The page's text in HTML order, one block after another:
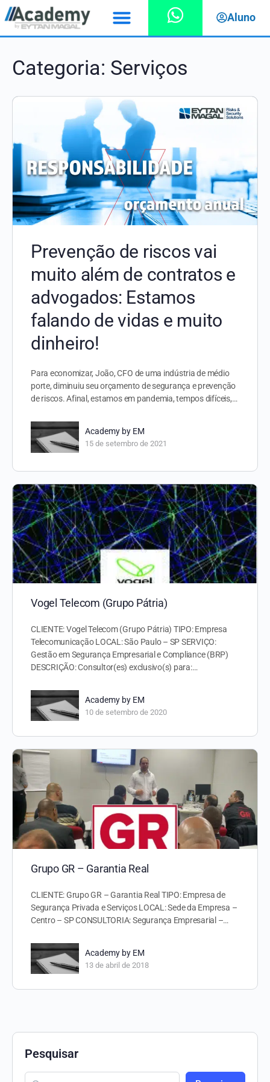
Aluno
Categoria: Serviços
Prevenção de riscos vai
muito além de contratos e
advogados: Estamos
falando de vidas e muito
dinheiro!
Para economizar, João, CFO de uma indústria de médio
porte, diminuiu seu orçamento de segurança e prevenção
de riscos. Afinal, estamos em pandemia, tempos difíceis,…
Academy by EM
15 de setembro de 2021
Vogel Telecom (Grupo Pátria)
CLIENTE: Vogel Telecom (Grupo Pátria) TIPO: Empresa
Telecomunicação LOCAL: São Paulo – SP SERVIÇO:
Gestão em Segurança Empresarial e Compliance (BRP)
DESCRIÇÃO: Consultor(es) exclusivo(s) para:…
Academy by EM
10 de setembro de 2020
Grupo GR – Garantia Real
CLIENTE: Grupo GR – Garantia Real TIPO: Empresa de
Segurança Privada e Serviços LOCAL: Sede da Empresa –
Centro – SP CONSULTORIA: Segurança Empresarial –…
Academy by EM
13 de abril de 2018
Pesquisar